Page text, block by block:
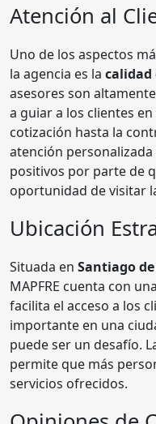
Atención al
Uno de los aspectos
la agencia es la calidad
asesores son
a guiar a los clientes
cotización hasta la
atención
positivos por parte de
oportunidad de visitar
Ubicación
Situada en Santiago de
MAPFRE cuenta con
facilita el acceso a los
importante en una
puede ser un desafío.
permite que más
servicios ofrecidos.